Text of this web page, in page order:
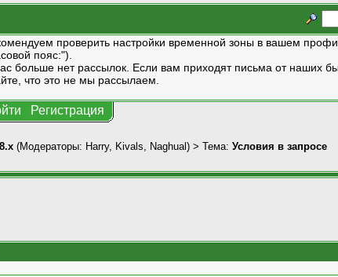
проверить настройки временной зоны в вашем
пояс:").
больше нет рассылок. Если вам приходят письма от наших
что это не мы рассылаем.
Регистрация
(Модераторы: Harry, Kivals Naghual) > Тема: Условия в запросе